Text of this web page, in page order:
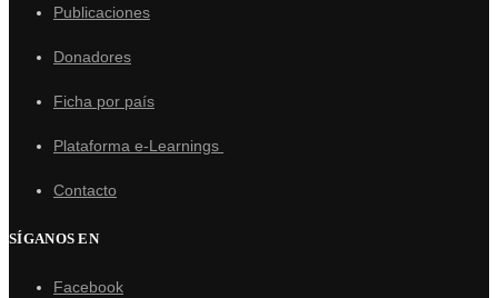
Publicaciones
Donadores
Ficha por país
Plataforma e-Learnings
Contacto
SÍGANOS EN
Facebook